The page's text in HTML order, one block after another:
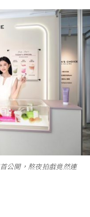
公開，熬夜拍戲竟然連